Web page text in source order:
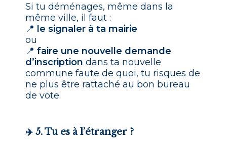
Si tu déménages, même dans la
même ville, il faut :
📍 le signaler à ta mairie
ou
📍 faire une nouvelle demande
d’inscription dans ta nouvelle
commune faute de quoi, tu risques de
ne plus être rattaché au bon bureau
de vote.
✈️ 5. Tu es à l’étranger ?